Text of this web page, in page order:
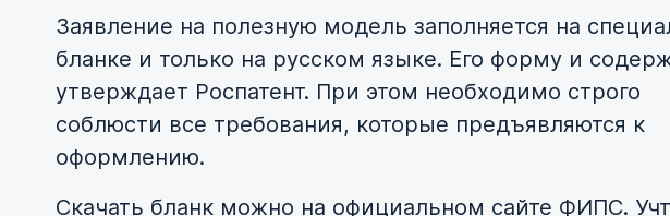
Заявление на полезную модель заполняется на
бланке и только на русском языке. Его форму и
утверждает Роспатент. При этом необходимо строго
соблюсти все требования, которые предъявляются к
оформлению.
Скачать бланк можно на официальном сайте ФИПС.